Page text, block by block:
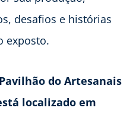
desafios e histórias
exposto.
do Artesanais
localizado em